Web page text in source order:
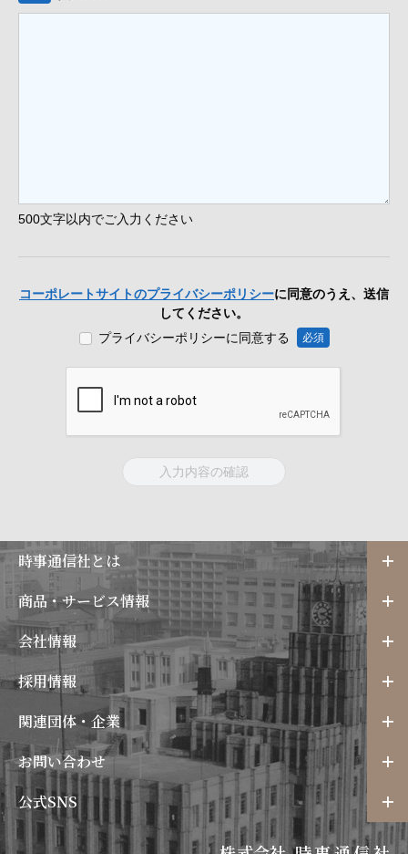
500文字以内でご入力ください
コーポレートサイトのプライバシーポリシーに同意のうえ、送信
してください。
プライバシーポリシーに同意する
必須
時事通信社とは
商品・サービス情報
会社情報
採用情報
関連団体・企業
お問い合わせ
公式SNS